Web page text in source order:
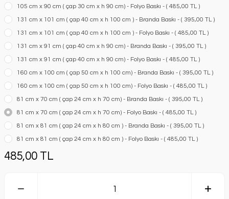
105 cm x 90 cm ( çap 30 cm x h 90 cm) - Folyo Baskı - ( 485,00 TL )
131 cm x 101 cm ( çap 40 cm x h 100 cm ) - Branda Baskı - ( 395,00 TL )
131 cm x 101 cm ( çap 40 cm x h 100 cm ) - Folyo Baskı - ( 485,00 TL )
131 cm x 91 cm ( çap 40 cm x h 90 cm) - Branda Baskı - ( 395,00 TL )
131 cm x 91 cm ( çap 40 cm x h 90 cm) - Folyo Baskı - ( 485,00 TL )
160 cm x 100 cm ( çap 50 cm x h 100 cm) - Branda Baskı - ( 395,00 TL )
160 cm x 100 cm ( çap 50 cm x h 100 cm) - Folyo Baskı - ( 485,00 TL )
81 cm x 70 cm ( çap 24 cm x h 70 cm) - Branda Baskı - ( 395,00 TL )
81 cm x 70 cm ( çap 24 cm x h 70 cm) - Folyo Baskı - ( 485,00 TL )
81 cm x 81 cm ( çap 24 cm x h 80 cm ) - Branda Baskı - ( 395,00 TL )
81 cm x 81 cm ( çap 24 cm x h 80 cm ) - Folyo Baskı - ( 485,00 TL )
485,00 TL